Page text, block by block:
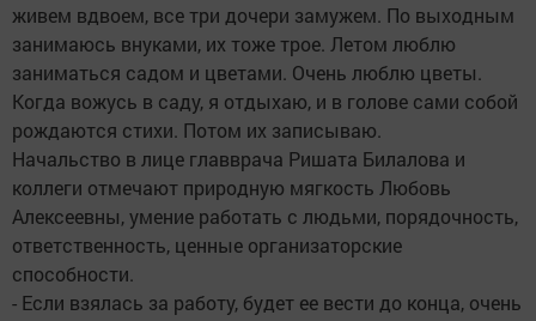
живем вдвоем, все три дочери замужем. По выходным
занимаюсь внуками, их тоже трое. Летом люблю
заниматься садом и цветами. Очень люблю цветы.
Когда вожусь в саду, я отдыхаю, и в голове сами собой
рождаются стихи. Потом их записываю.
Начальство в лице главврача Ришата Билалова и
коллеги отмечают природную мягкость Любовь
Алексеевны, умение работать с людьми, порядочность,
ответственность, ценные организаторские
способности.
- Если взялась за работу, будет ее вести до конца, очень